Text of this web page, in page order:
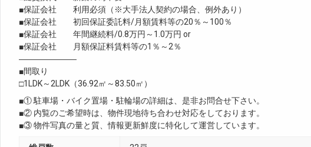
■保証会社 利用必須（※大手法人契約の場合、例外あり）
■保証会社 初回保証委託料/月額賃料等の20％～100％
■保証会社 年間継続料/0.8万円～1.0万円 or
■保証会社 月額保証料賃料等の1％～2％
―――――――
■間取り
□1LDK～2LDK（36.92㎡～83.50㎡）
■① 駐車場・バイク置場・駐輪場の詳細は、是非お問合せ下さい。
■② 内覧のご希望時は、物件現地待ち合わせ対応をしております。
■③ 物件写真の量と質、情報更新鮮度に特化して運営しています。